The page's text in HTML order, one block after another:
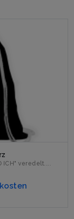
ICH" veredelt....